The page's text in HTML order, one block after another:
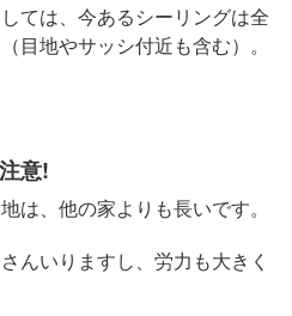
ては、今あるシーリングは全
目地やサッシ付近も含む）。
意!
は、他の家よりも長いです。
んいりますし、労力も大きく